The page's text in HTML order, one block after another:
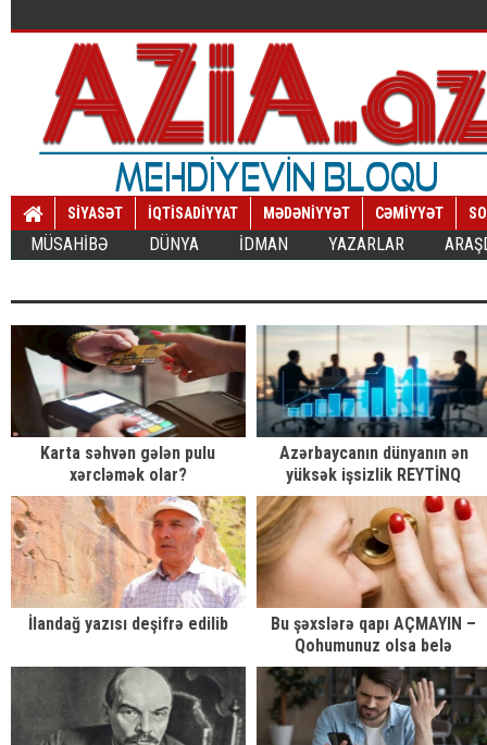
SİYASƏT İQTİSADİYYAT MƏDƏNİYYƏT CƏMİYYƏT
MÜSAHİBƏ DÜNYA İDMAN YAZARLAR
Karta səhvən gələn pulu
xərcləmək olar?
Azərbaycanın dünyanın ən
yüksək işsizlik REYTİNQ
CƏDVƏLİNDƏ NİYƏ adı keçmir-
DİQQƏT
İlandağ yazısı deşifrə edilib
Bu şəxslərə qapı AÇMAYIN –
Qohumunuz olsa belə